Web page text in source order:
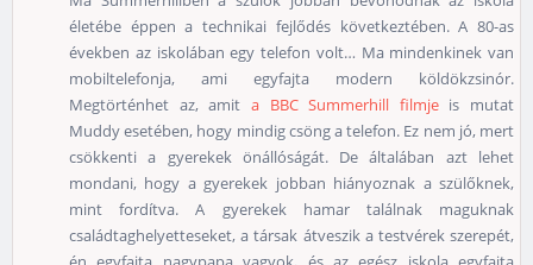
életébe éppen a technikai fejlődés következtében. A 80-as
években az iskolában egy telefon volt… Ma mindenkinek van
mobiltelefonja, ami egyfajta modern köldökzsinór.
Megtörténhet az, amit a BBC Summerhill filmjeis mutat
Muddy esetében, hogy mindig csöng a telefon. Ez nem jó, mert
csökkenti a gyerekek önállóságát. De általában azt lehet
mondani, hogy a gyerekek jobban hiányoznak a szülőknek,
mint fordítva. A gyerekek hamar találnak maguknak
családtaghelyetteseket, a társak átveszik a testvérek szerepét,